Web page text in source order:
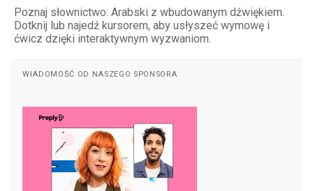
Poznaj słownictwo: Arabski z wbudowanym dźwiękiem.
Dotknij lub najedź kursorem, aby usłyszeć wymowę i
ćwicz dzięki interaktywnym wyzwaniom.
WIADOMOŚĆ OD NASZEGO SPONSORA